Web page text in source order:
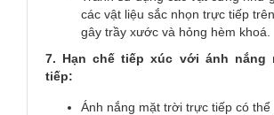
các vật liệu sắc nhọn trực tiếp
gây trầy xước và hỏng hèm khoá.
7. Hạn chế tiếp xúc với ánh nắng
tiếp:
Ánh nắng mặt trời trực tiếp có thể